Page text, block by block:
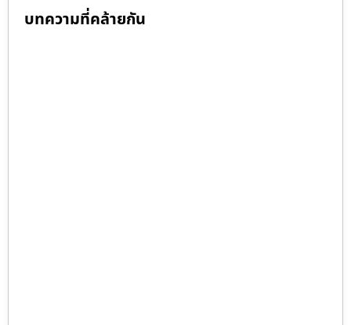
บทความที่คล้ายกัน